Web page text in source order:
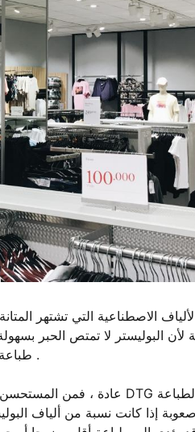
الاصطناعية التي تشتهر
طباعة على خليط البوليستر ( مثل القطن والبوليستر المخلوط ) ، وحققت نتائج جيدة .